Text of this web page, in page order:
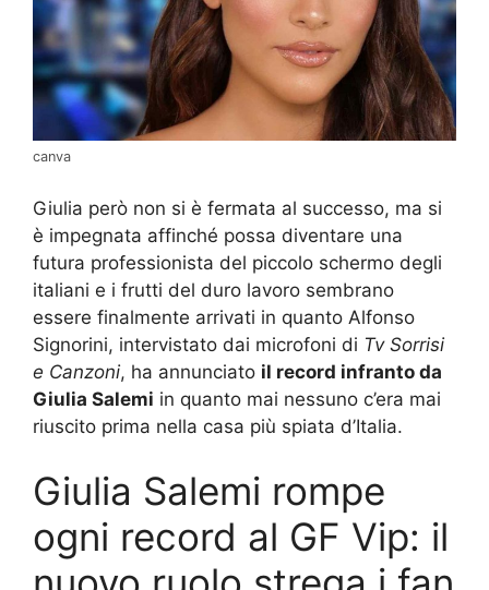
canva
Giulia però non si è fermata al successo, ma si
è impegnata affinché possa diventare una
futura professionista del piccolo schermo degli
italiani e i frutti del duro lavoro sembrano
essere finalmente arrivati in quanto Alfonso
Signorini, intervistato dai microfoni di Tv Sorrisi
e Canzoni, ha annunciato il record infranto da
Giulia Salemi in quanto mai nessuno c’era mai
riuscito prima nella casa più spiata d’Italia.
Giulia Salemi rompe
ogni record al GF Vip: il